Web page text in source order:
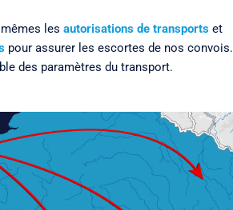
les autorisations de transports et
pour assurer les escortes de nos convois.
des paramètres du transport.